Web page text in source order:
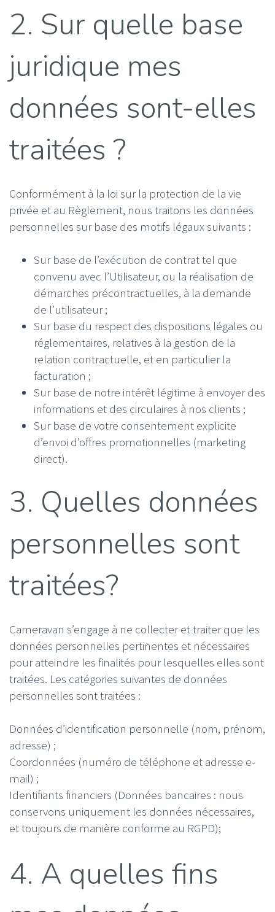
2. Sur quelle base
juridique mes
données sont-elles
traitées ?
Conformément à la loi sur la protection de la vie
privée et au Règlement, nous traitons les données
personnelles sur base des motifs légaux suivants :
Sur base de l’exécution de contrat tel que
convenu avec l’Utilisateur, ou la réalisation de
démarches précontractuelles, à la demande
de l’utilisateur ;
Sur base du respect des dispositions légales ou
réglementaires, relatives à la gestion de la
relation contractuelle, et en particulier la
facturation ;
Sur base de notre intérêt légitime à envoyer des
informations et des circulaires à nos clients ;
Sur base de votre consentement explicite
d’envoi d’offres promotionnelles (marketing
direct).
3. Quelles données
personnelles sont
traitées?
Cameravan s’engage à ne collecter et traiter que les
données personnelles pertinentes et nécessaires
pour atteindre les finalités pour lesquelles elles sont
traitées. Les catégories suivantes de données
personnelles sont traitées :
Données d’identification personnelle (nom, prénom,
adresse) ;
Coordonnées (numéro de téléphone et adresse e-
mail) ;
Identifiants financiers (Données bancaires : nous
conservons uniquement les données nécessaires,
et toujours de manière conforme au RGPD);
4. A quelles fins